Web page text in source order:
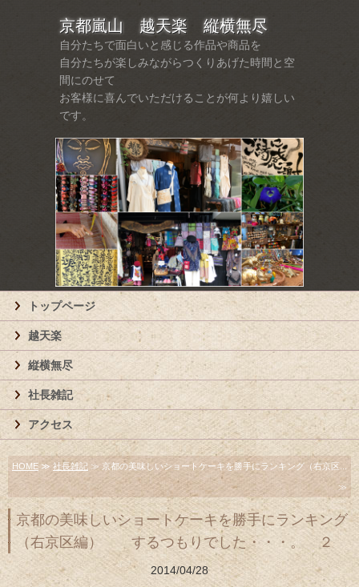
京都嵐山 越天楽 縦横無尽
自分たちで面白いと感じる作品や商品を
自分たちが楽しみながらつくりあげた時間と空
間にのせて
お客様に喜んでいただけることが何より嬉しい
です。
トップページ
越天楽
縦横無尽
社長雑記
アクセス
HOME ≫ 社長雑記 ≫ 京都の美味しいショートケーキを勝手にランキング（右京区...
≫
京都の美味しいショートケーキを勝手にランキング
（右京区編） するつもりでした・・・。 ２
2014/04/28